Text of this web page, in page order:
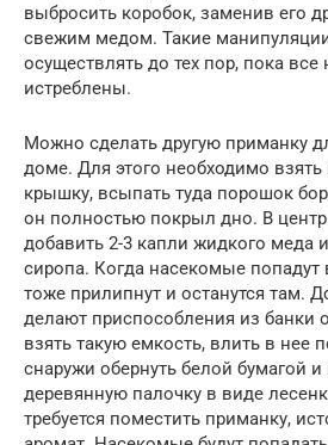
выбросить коробок, заменив его
свежим медом. Такие
осуществлять до тех пор, пока
истреблены.
Можно сделать другую приманку
доме. Для этого необходимо
крышку, всыпать туда порошок
он полностью покрыл дно. В
добавить 2-3 капли жидкого меда
сиропа. Когда насекомые попадут
тоже прилипнут и останутся там.
делают приспособления из банки
взять такую емкость, влить в нее
снаружи обернуть белой бумагой и
деревянную палочку в виде
требуется поместить приманку,